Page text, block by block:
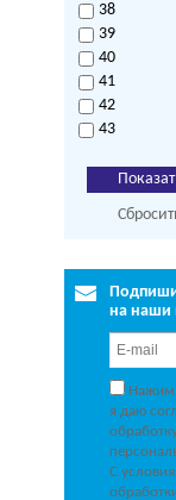
38
39
40
41
42
43
на наши
я даю
С